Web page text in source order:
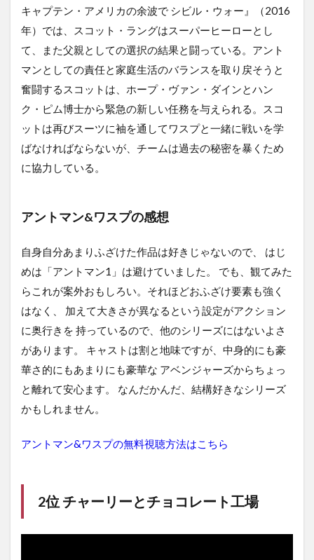
マレ
フィ
セン
ト
1.6
6位
ナイ
ト ミ
ュー
ジア
ム
1.7
ーポ
謎の
プリ
ハリ
ーポ
ーと
秘密
屋
トン
10位
キャプテン・アメリカの余波で シビル・ウォー』（2016
年）では、スコット・ラングはスーパーヒーローとし
て、また父親としての選択の結果と闘っている。アント
マンとしての責任と家庭生活のバランスを取り戻そうと
奮闘するスコットは、ホープ・ヴァン・ダインとハン
ク・ピム博士から緊急の新しい任務を与えられる。スコ
ットは再びスーツに袖を通してワスプと一緒に戦いを学
ばなければならないが、チームは過去の秘密を暴くため
に協力している。
アントマン&ワスプの感想
自身自分あまりふざけた作品は好きじゃないので、 はじ
めは「アントマン1」は避けていました。 でも、観てみた
らこれが案外おもしろい。それほどおふざけ要素も強く
はなく、 加えて大きさが異なるという設定がアクション
に奥行きを 持っているので、他のシリーズにはないよさ
があります。 キャストは割と地味ですが、中身的にも豪
華さ的にもあまりにも豪華な アベンジャーズからちょっ
と離れて安心ます。 なんだかんだ、結構好きなシリーズ
かもしれません。
アントマン&ワスプの無料視聴方法はこちら
2位 チャーリーとチョコレート工場